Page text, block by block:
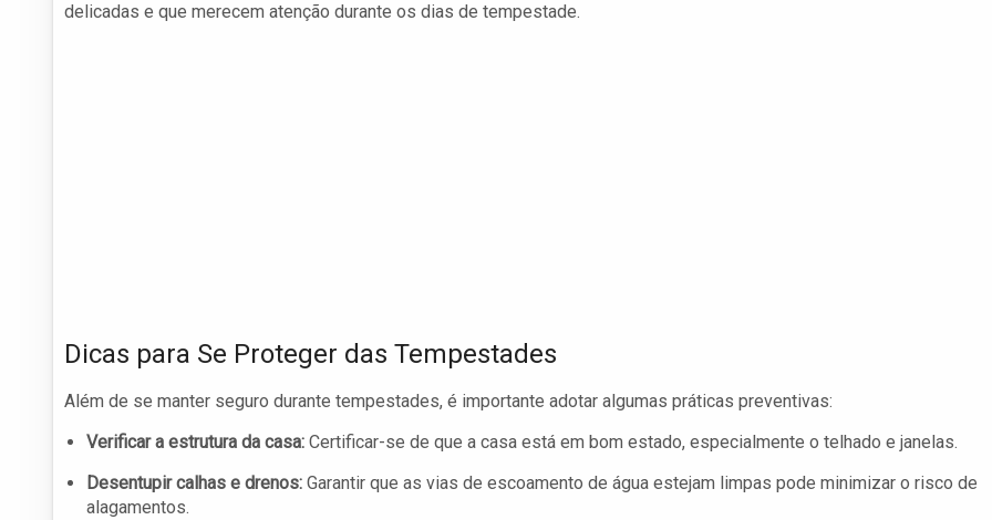
delicadas e que merecem atenção durante os dias de tempestade.
Dicas para Se Proteger das Tempestades
Além de se manter seguro durante tempestades, é importante adotar algumas práticas preventivas:
Verificar a estrutura da casa: Certificar-se de que a casa está em bom estado, especialmente o telhado e janelas.
Desentupir calhas e drenos: Garantir que as vias de escoamento de água estejam limpas pode minimizar o risco de
alagamentos.